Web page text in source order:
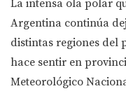
La intensa ola polar
Argentina continúa
distintas regiones del
hace sentir en
Meteorológico